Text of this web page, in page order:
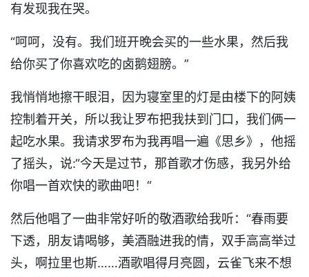
有发现我在哭。
“呵呵，没有。我们班开晚会买的一些水果，然后我
给你买了你喜欢吃的卤鹅翅膀。”
我悄悄地擦干眼泪，因为寝室里的灯是由楼下的阿姨
控制着开关，所以我让罗布把我扶到门口，我们俩一
起吃水果。我请求罗布为我再唱一遍《思乡》，他摇
了摇头，说:“今天是过节，那首歌才伤感，我另外给
你唱一首欢快的歌曲吧！“
然后他唱了一曲非常好听的敬酒歌给我听：“春雨要
下透，朋友请喝够，美酒融进我的情，双手高高举过
头，啊拉里也斯……酒歌唱得月亮圆，云雀飞来不想